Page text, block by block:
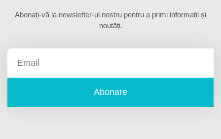
Abonați-vă la newsletter-ul nostru pentru a primi informații și
noutăți.
Abonare